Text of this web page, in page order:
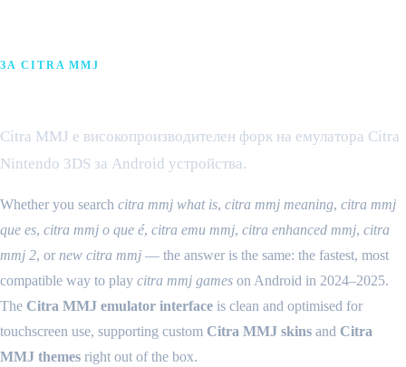
ЗА CITRA MMJ
Citra MMJ е високопроизводителен форк на емулатора Citra
Nintendo 3DS за Android устройства.
Whether you search citra mmj what is, citra mmj meaning, citra mmj
que es, citra mmj o que é, citra emu mmj, citra enhanced mmj, citra
mmj 2, or new citra mmj — the answer is the same: the fastest, most
compatible way to play citra mmj games on Android in 2024–2025.
The Citra MMJ emulator interface is clean and optimised for
touchscreen use, supporting custom Citra MMJ skins and Citra
MMJ themes right out of the box.